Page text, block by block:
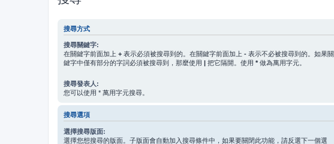
搜尋方式
搜尋關鍵字:
在關鍵字前面加上 + 表示必須被搜尋到的。在關鍵字前面加上 - 表示不必被搜尋到的。如果關
鍵字中僅有部分的字詞必須被搜尋到，那麼使用 | 把它隔開。使用 * 做為萬用字元。
搜尋發表人:
您可以使用 * 萬用字元搜尋。
搜尋選項
選擇搜尋版面:
選擇您想搜尋的版面。子版面會自動加入搜尋條件中，如果要關閉此功能，請反選下一個選